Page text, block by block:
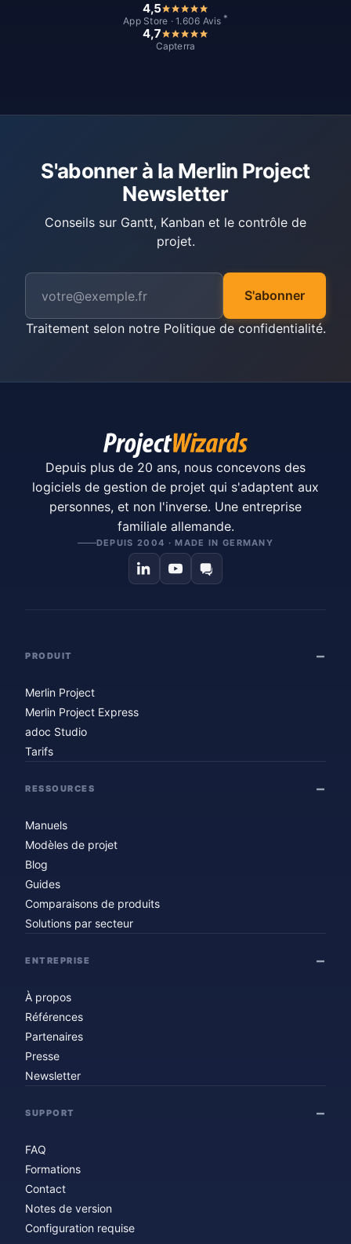
4,5
App Store · 1.606 Avis *
4,7
Capterra
S'abonner à la Merlin Project
Newsletter
Conseils sur Gantt, Kanban et le contrôle de
projet.
S'abonner
Traitement selon notre Politique de confidentialité.
Depuis plus de 20 ans, nous concevons des
logiciels de gestion de projet qui s'adaptent aux
personnes, et non l'inverse. Une entreprise
familiale allemande.
DEPUIS 2004 · MADE IN GERMANY
PRODUIT
Merlin Project
Merlin Project Express
adoc Studio
Tarifs
RESSOURCES
Manuels
Modèles de projet
Blog
Guides
Comparaisons de produits
Solutions par secteur
ENTREPRISE
À propos
Références
Partenaires
Presse
Newsletter
SUPPORT
FAQ
Formations
Contact
Notes de version
Configuration requise